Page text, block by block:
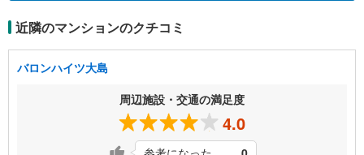
近隣のマンションのクチコミ
バロンハイツ大島
周辺施設・交通の満足度
4.0